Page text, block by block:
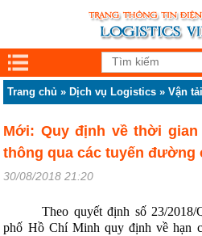
Trang chủ » Dịch vụ Logistics »Vận tải
Mới: Quy định về thời
thông qua các tuyến đường
30/08/2018 21:20
Theo quyết định số 23/
phố Hồ Chí Minh quy định về hạn